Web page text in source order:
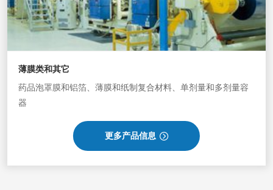
薄膜类和其它
药品泡罩膜和铝箔、薄膜和纸制复合材料、单剂量和多剂量容
器
更多产品信息